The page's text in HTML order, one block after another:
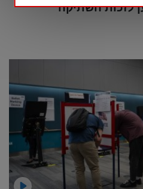
לזכות השתיקה